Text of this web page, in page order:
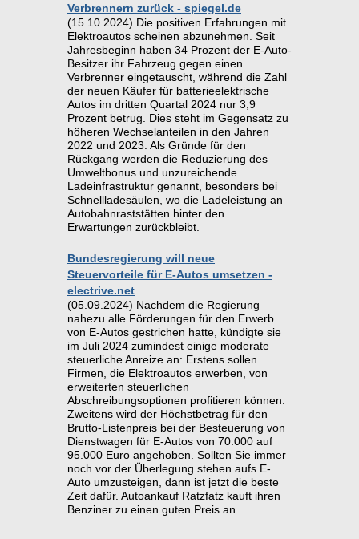
Verbrennern zurück - spiegel.de
(15.10.2024) Die positiven Erfahrungen mit
Elektroautos scheinen abzunehmen. Seit
Jahresbeginn haben 34 Prozent der E-Auto-
Besitzer ihr Fahrzeug gegen einen
Verbrenner eingetauscht, während die Zahl
der neuen Käufer für batterieelektrische
Autos im dritten Quartal 2024 nur 3,9
Prozent betrug. Dies steht im Gegensatz zu
höheren Wechselanteilen in den Jahren
2022 und 2023. Als Gründe für den
Rückgang werden die Reduzierung des
Umweltbonus und unzureichende
Ladeinfrastruktur genannt, besonders bei
Schnellladesäulen, wo die Ladeleistung an
Autobahnraststätten hinter den
Erwartungen zurückbleibt.
Bundesregierung will neue
Steuervorteile für E-Autos umsetzen -
electrive.net
(05.09.2024) Nachdem die Regierung
nahezu alle Förderungen für den Erwerb
von E-Autos gestrichen hatte, kündigte sie
im Juli 2024 zumindest einige moderate
steuerliche Anreize an: Erstens sollen
Firmen, die Elektroautos erwerben, von
erweiterten steuerlichen
Abschreibungsoptionen profitieren können.
Zweitens wird der Höchstbetrag für den
Brutto-Listenpreis bei der Besteuerung von
Dienstwagen für E-Autos von 70.000 auf
95.000 Euro angehoben. Sollten Sie immer
noch vor der Überlegung stehen aufs E-
Auto umzusteigen, dann ist jetzt die beste
Zeit dafür. Autoankauf Ratzfatz kauft ihren
Benziner zu einen guten Preis an.